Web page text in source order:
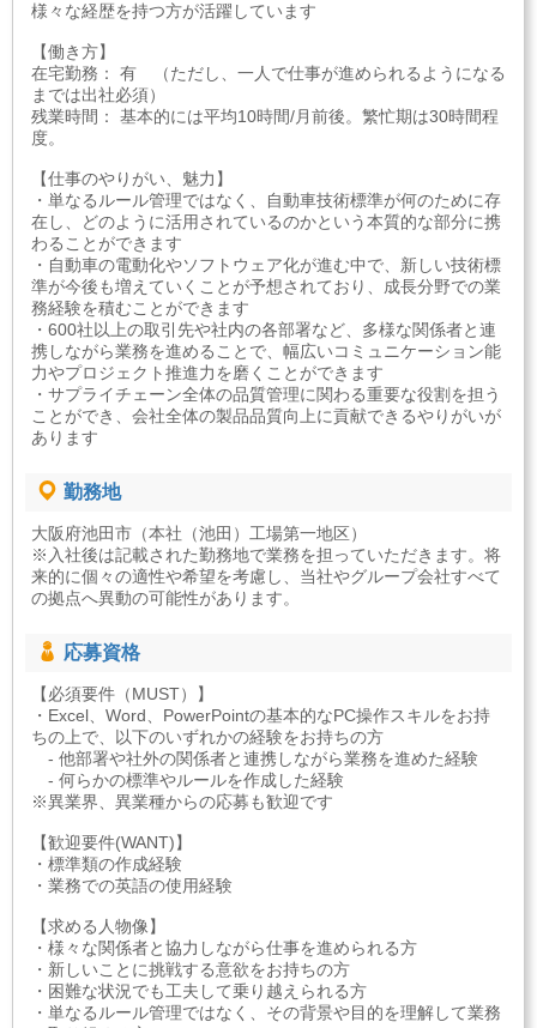
様々な経歴を持つ方が活躍しています
【働き方】
在宅勤務： 有 （ただし、一人で仕事が進められるようになる
までは出社必須）
残業時間： 基本的には平均10時間/月前後。繁忙期は30時間程
度。
【仕事のやりがい、魅力】
・単なるルール管理ではなく、自動車技術標準が何のために存
在し、どのように活用されているのかという本質的な部分に携
わることができます
・自動車の電動化やソフトウェア化が進む中で、新しい技術標
準が今後も増えていくことが予想されており、成長分野での業
務経験を積むことができます
・600社以上の取引先や社内の各部署など、多様な関係者と連
携しながら業務を進めることで、幅広いコミュニケーション能
力やプロジェクト推進力を磨くことができます
・サプライチェーン全体の品質管理に関わる重要な役割を担う
ことができ、会社全体の製品品質向上に貢献できるやりがいが
あります
勤務地
大阪府池田市（本社（池田）工場第一地区）
※入社後は記載された勤務地で業務を担っていただきます。将
来的に個々の適性や希望を考慮し、当社やグループ会社すべて
の拠点へ異動の可能性があります。
応募資格
【必須要件（MUST）】
・Excel、Word、PowerPointの基本的なPC操作スキルをお持
ちの上で、以下のいずれかの経験をお持ちの方
- 他部署や社外の関係者と連携しながら業務を進めた経験
- 何らかの標準やルールを作成した経験
※異業界、異業種からの応募も歓迎です
【歓迎要件(WANT)】
・標準類の作成経験
・業務での英語の使用経験
【求める人物像】
・様々な関係者と協力しながら仕事を進められる方
・新しいことに挑戦する意欲をお持ちの方
・困難な状況でも工夫して乗り越えられる方
・単なるルール管理ではなく、その背景や目的を理解して業務